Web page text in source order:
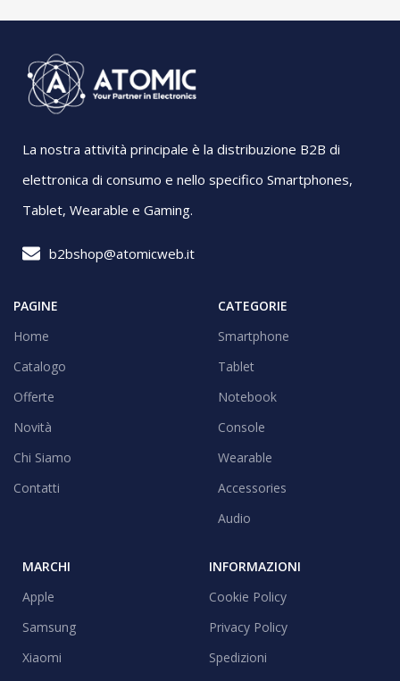
La nostra attività principale è la distribuzione B2B di
elettronica di consumo e nello specifico Smartphones,
Tablet, Wearable e Gaming.
b2bshop@atomicweb.it
PAGINE
Home
Catalogo
Offerte
Novità
Chi Siamo
Contatti
CATEGORIE
Smartphone
Tablet
Notebook
Console
Wearable
Accessories
Audio
MARCHI
Apple
Samsung
Xiaomi
INFORMAZIONI
Cookie Policy
Privacy Policy
Spedizioni